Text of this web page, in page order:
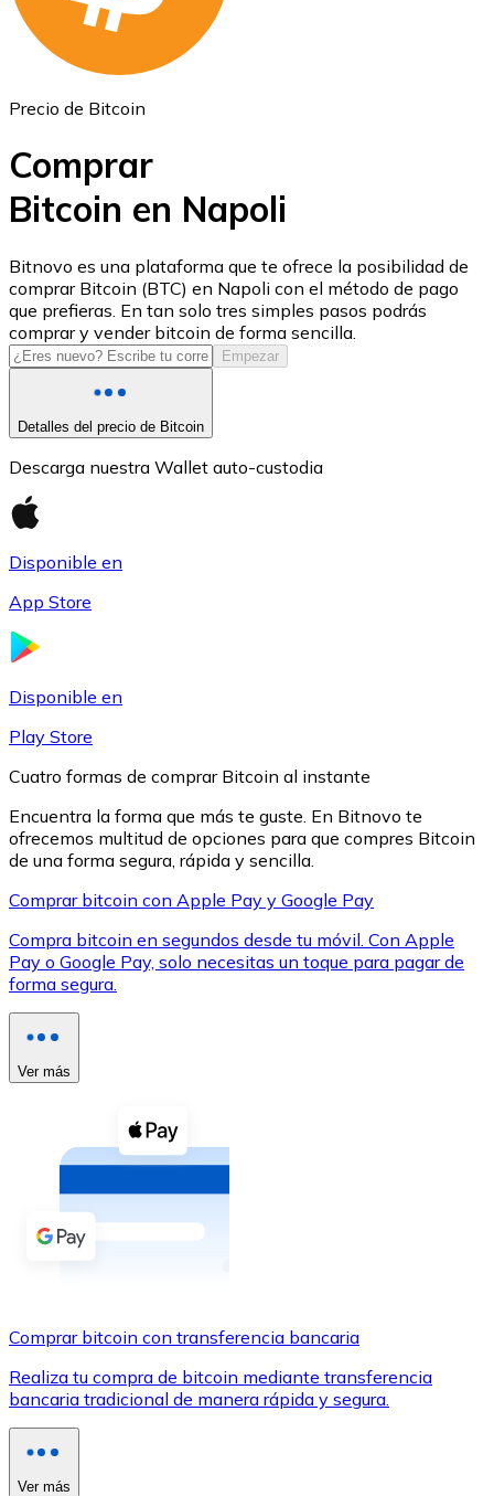
USD Coin
USDC
XRP
XRP
Efectivo
Comprar con efectivo
Transferencia SEPA
Añade fondos a tu cuenta Bitnovo o realiza compras
Utiliza tarjetas Visa y Mastercard para comprar
Comprar con tarjeta
Tienda - Tarjetas regalo
Precio de Bitcoin
Comprar
Bitcoin en Napoli
Bitnovo es una plataforma que te ofrece la posibilidad de
comprar Bitcoin (BTC) en Napoli con el método de pago
que prefieras. En tan solo tres simples pasos podrás
comprar y vender bitcoin de forma sencilla.
Empezar
Detalles del precio de Bitcoin
Descarga nuestra Wallet auto-custodia
Disponible en
App Store
Disponible en
Play Store
Cuatro formas de comprar Bitcoin al instante
Encuentra la forma que más te guste. En Bitnovo te
ofrecemos multitud de opciones para que compres Bitcoin
de una forma segura, rápida y sencilla.
Comprar bitcoin con Apple Pay y Google Pay
Compra bitcoin en segundos desde tu móvil. Con Apple
Pay o Google Pay, solo necesitas un toque para pagar de
forma segura.
Ver más
Comprar bitcoin con transferencia bancaria
Realiza tu compra de bitcoin mediante transferencia
bancaria tradicional de manera rápida y segura.
Ver más